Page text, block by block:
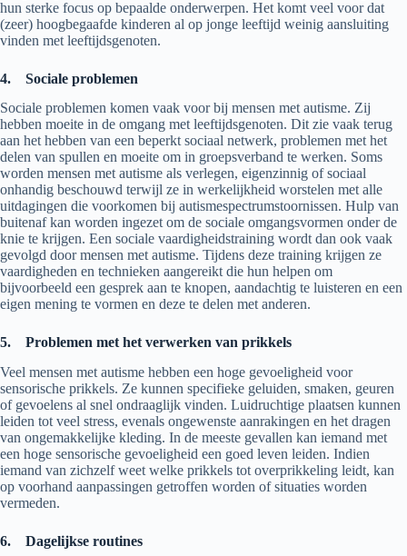
hun sterke focus op bepaalde onderwerpen. Het komt veel voor dat
(zeer) hoogbegaafde kinderen al op jonge leeftijd weinig aansluiting
vinden met leeftijdsgenoten.
4.
Sociale problemen
Sociale problemen komen vaak voor bij mensen met autisme. Zij
hebben moeite in de omgang met leeftijdsgenoten. Dit zie vaak terug
aan het hebben van een beperkt sociaal netwerk, problemen met het
delen van spullen en moeite om in groepsverband te werken. Soms
worden mensen met autisme als verlegen, eigenzinnig of sociaal
onhandig beschouwd terwijl ze in werkelijkheid worstelen met alle
uitdagingen die voorkomen bij autismespectrumstoornissen. Hulp van
buitenaf kan worden ingezet om de sociale omgangsvormen onder de
knie te krijgen. Een sociale vaardigheidstraining wordt dan ook vaak
gevolgd door mensen met autisme. Tijdens deze training krijgen ze
vaardigheden en technieken aangereikt die hun helpen om
bijvoorbeeld een gesprek aan te knopen, aandachtig te luisteren en een
eigen mening te vormen en deze te delen met anderen.
5.
Problemen met het verwerken van prikkels
Veel mensen met autisme hebben een hoge gevoeligheid voor
sensorische prikkels. Ze kunnen specifieke geluiden, smaken, geuren
of gevoelens al snel ondraaglijk vinden. Luidruchtige plaatsen kunnen
leiden tot veel stress, evenals ongewenste aanrakingen en het dragen
van ongemakkelijke kleding. In de meeste gevallen kan iemand met
een hoge sensorische gevoeligheid een goed leven leiden. Indien
iemand van zichzelf weet welke prikkels tot overprikkeling leidt, kan
op voorhand aanpassingen getroffen worden of situaties worden
vermeden.
6.
Dagelijkse routines